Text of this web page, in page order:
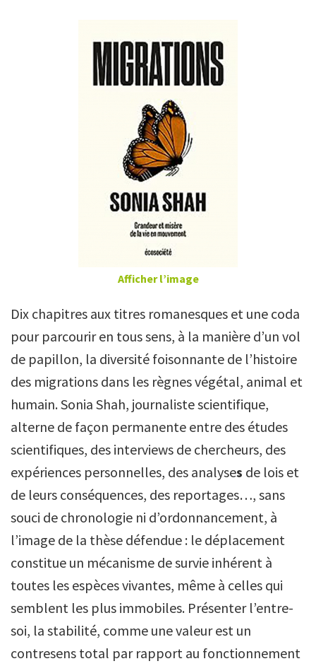
Afficher l’image
Dix chapitres aux titres romanesques et une coda
pour parcourir en tous sens, à la manière d’un vol
de papillon, la diversité foisonnante de l’histoire
des migrations dans les règnes végétal, animal et
humain. Sonia Shah, journaliste scientifique,
alterne de façon permanente entre des études
scientifiques, des interviews de chercheurs, des
expériences personnelles, des analyses de lois et
de leurs conséquences, des reportages…, sans
souci de chronologie ni d’ordonnancement, à
l’image de la thèse défendue : le déplacement
constitue un mécanisme de survie inhérent à
toutes les espèces vivantes, même à celles qui
semblent les plus immobiles. Présenter l’entre-
soi, la stabilité, comme une valeur est un
contresens total par rapport au fonctionnement